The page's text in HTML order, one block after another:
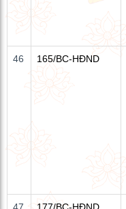
46 165/BC-HĐND